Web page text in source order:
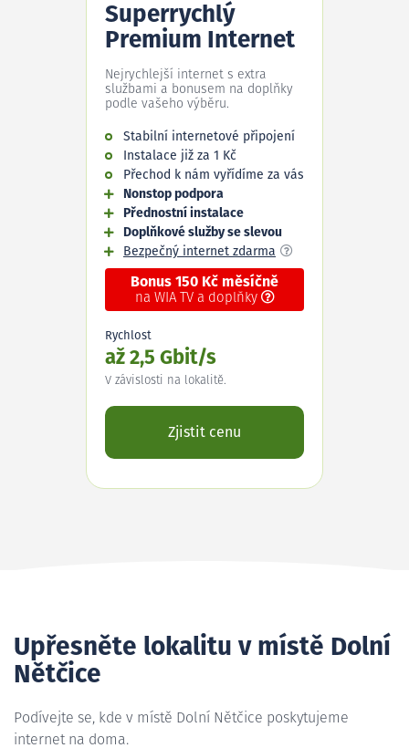
Superrychlý
Premium Internet
Nejrychlejší internet s extra
službami a bonusem na doplňky
podle vašeho výběru.
Stabilní internetové připojení
Instalace již za 1 Kč
Přechod k nám vyřídíme za vás
Nonstop podpora
Přednostní instalace
Doplňkové služby se slevou
Bezpečný internet zdarma
Bonus 150 Kč měsíčně
na WIA TV a doplňky
Rychlost
až 2,5 Gbit/s
V závislosti na lokalitě.
Zjistit cenu
Upřesněte lokalitu v místě Dolní
Nětčice
Podívejte se, kde v místě Dolní Nětčice poskytujeme
internet na doma.